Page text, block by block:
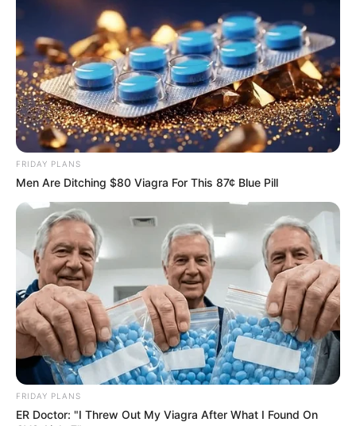
Did They Lie To Us In This Movie?
BRAINBERRIES
These '90s Couples Will Always Hold A Special Place
In Our Hearts
BRAINBERRIES
FRIDAY PLANS
Men Are Ditching $80 Viagra For This 87¢ Blue Pill
FRIDAY PLANS
ER Doctor: "I Threw Out My Viagra After What I Found On